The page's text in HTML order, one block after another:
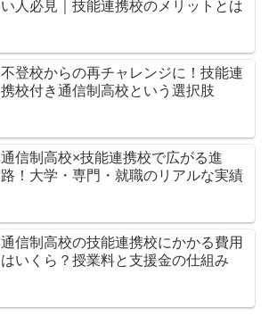
い人必見｜技能連携校のメリットとは
不登校からの再チャレンジに！技能連
携校付き通信制高校という選択肢
通信制高校×技能連携校で広がる進
路！大学・専門・就職のリアルな実績
通信制高校の技能連携校にかかる費用
はいくら？授業料と支援金の仕組み